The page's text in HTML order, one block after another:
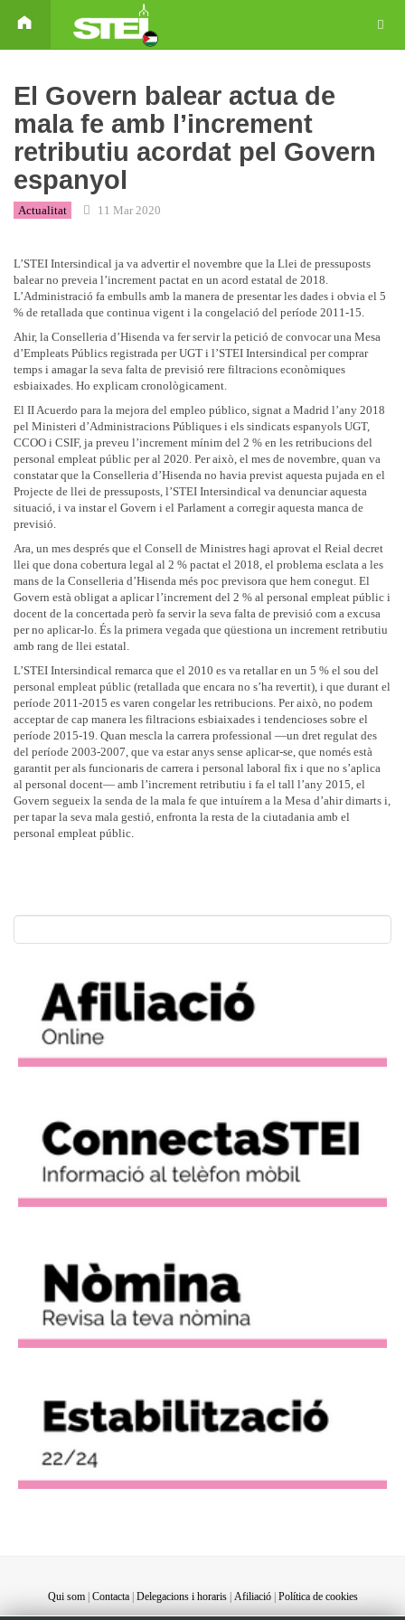
El Govern balear actua de
mala fe amb l’increment
retributiu acordat pel Govern
espanyol
Actualitat 11 Mar 2020
L’STEI Intersindical ja va advertir el novembre que la Llei de pressuposts
balear no preveia l’increment pactat en un acord estatal de 2018.
L’Administració fa embulls amb la manera de presentar les dades i obvia el 5
% de retallada que continua vigent i la congelació del període 2011-15.
Ahir, la Conselleria d’Hisenda va fer servir la petició de convocar una Mesa
d’Empleats Públics registrada per UGT i l’STEI Intersindical per comprar
temps i amagar la seva falta de previsió rere filtracions econòmiques
esbiaixades. Ho explicam cronològicament.
El II Acuerdo para la mejora del empleo público, signat a Madrid l’any 2018
pel Ministeri d’Administracions Públiques i els sindicats espanyols UGT,
CCOO i CSIF, ja preveu l’increment mínim del 2 % en les retribucions del
personal empleat públic per al 2020. Per això, el mes de novembre, quan va
constatar que la Conselleria d’Hisenda no havia previst aquesta pujada en el
Projecte de llei de pressuposts, l’STEI Intersindical va denunciar aquesta
situació, i va instar el Govern i el Parlament a corregir aquesta manca de
previsió.
Ara, un mes després que el Consell de Ministres hagi aprovat el Reial decret
llei que dona cobertura legal al 2 % pactat el 2018, el problema esclata a les
mans de la Conselleria d’Hisenda més poc previsora que hem conegut. El
Govern està obligat a aplicar l’increment del 2 % al personal empleat públic i
docent de la concertada però fa servir la seva falta de previsió com a excusa
per no aplicar-lo. És la primera vegada que qüestiona un increment retributiu
amb rang de llei estatal.
L’STEI Intersindical remarca que el 2010 es va retallar en un 5 % el sou del
personal empleat públic (retallada que encara no s’ha revertit), i que durant el
període 2011-2015 es varen congelar les retribucions. Per això, no podem
acceptar de cap manera les filtracions esbiaixades i tendencioses sobre el
període 2015-19. Quan mescla la carrera professional —un dret regulat des
del període 2003-2007, que va estar anys sense aplicar-se, que només està
garantit per als funcionaris de carrera i personal laboral fix i que no s’aplica
al personal docent— amb l’increment retributiu i fa el tall l’any 2015, el
Govern segueix la senda de la mala fe que intuírem a la Mesa d’ahir dimarts i,
per tapar la seva mala gestió, enfronta la resta de la ciutadania amb el
personal empleat públic.
Qui som| Contacta| Delegacions i horaris| Afiliació| Política de cookies